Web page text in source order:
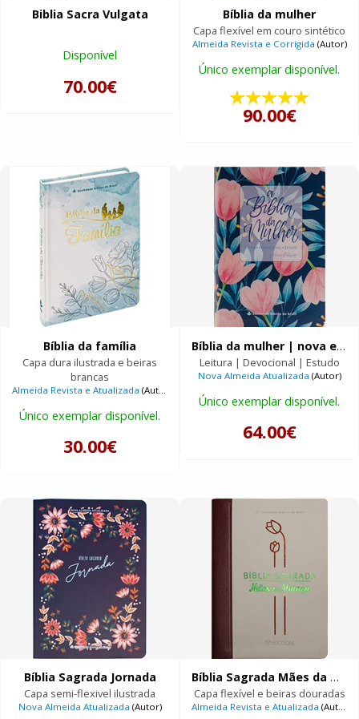
Biblia Sacra Vulgata
Disponível
70.00€
Bíblia da mulher
Capa flexível em couro sintético
Almeida Revista e Corrigida (Autor)
Único exemplar disponível.
90.00€
Bíblia da família
Capa dura ilustrada e beiras
brancas
Almeida Revista e Atualizada (Autor)
Único exemplar disponível.
30.00€
Bíblia da mulher | nova edição
Leitura | Devocional | Estudo
Nova Almeida Atualizada (Autor)
Único exemplar disponível.
64.00€
Bíblia Sagrada Jornada
Capa semi-flexivel ilustrada
Nova Almeida Atualizada (Autor)
Bíblia Sagrada Mães da Aliança
Capa flexível e beiras douradas
Almeida Revista e Atualizada (Autor)